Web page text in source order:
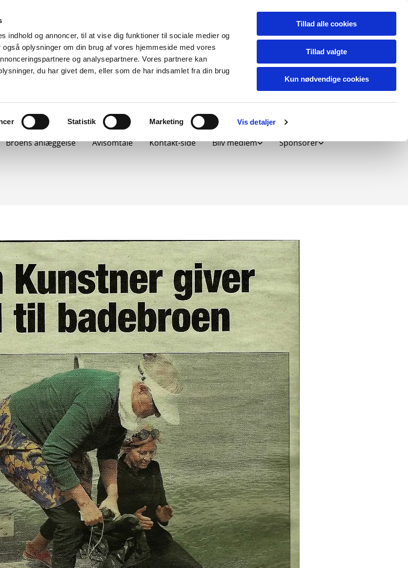
indhold og annoncer, til at vise dig funktioner til sociale medier og
oplysninger om din brug af vores hjemmeside med vores
og analysepartnere. Vores partnere kan
du har givet dem, eller som de har indsamlet fra din brug
Statistik Marketing Vis detaljer
Tillad alle cookies
Tillad valgte
Kun nødvendige cookies
Broens anlæggelse Avisomtale Kontakt-side Bliv medlem Sponsorer